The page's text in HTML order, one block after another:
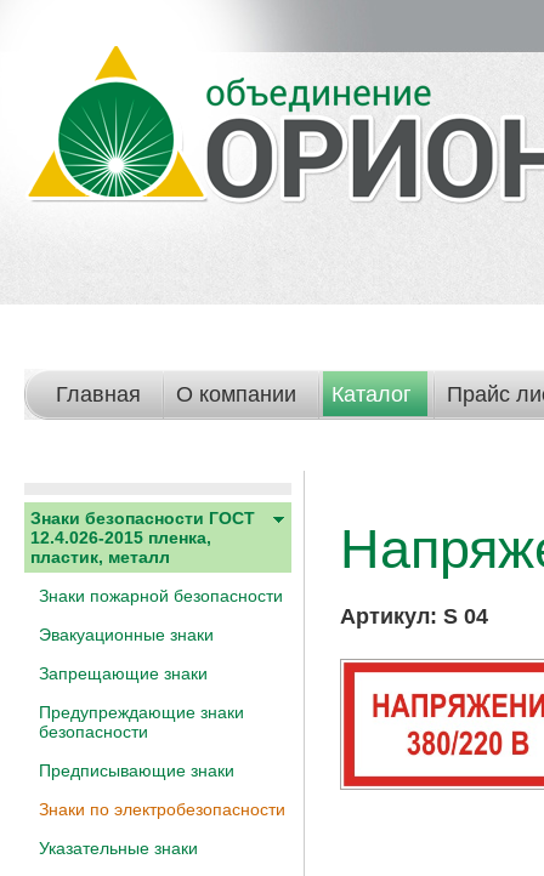
Главная О компании Каталог Прайс
Знаки безопасности ГОСТ
12.4.026-2015 пленка,
пластик, металл
Знаки пожарной безопасности
Эвакуационные знаки
Запрещающие знаки
Предупреждающие знаки
безопасности
Предписывающие знаки
Знаки по электробезопасности
Указательные знаки
Артикул: S 04